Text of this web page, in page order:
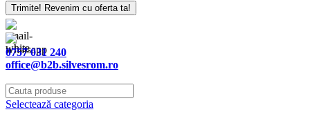
Email
Address*
Trimite! Revenim cu oferta ta!
0757 031 240
office@b2b.silvesrom.ro
Selectează categoria